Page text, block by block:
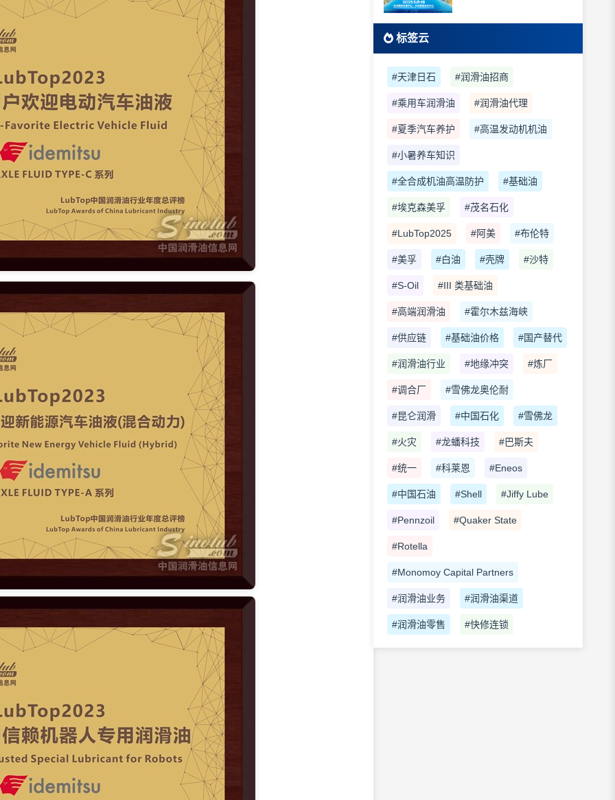
标签云
#天津日石 #润滑油招商
#乘用车润滑油 #润滑油代理
#夏季汽车养护 #高温发动机机油
#小暑养车知识
#全合成机油高温防护 #基础油
#埃克森美孚 #茂名石化
#LubTop2025 #阿美 #布伦特
#美孚 #白油 #壳牌 #沙特
#S-Oil #III 类基础油
#高端润滑油 #霍尔木兹海峡
#供应链 #基础油价格 #国产替代
#润滑油行业 #地缘冲突 #炼厂
#调合厂 #雪佛龙奥伦耐
#昆仑润滑 #中国石化 #雪佛龙
#火灾 #龙蟠科技 #巴斯夫
#统一 #科莱恩 #Eneos
#中国石油 #Shell #Jiffy Lube
#Pennzoil #Quaker State
#Rotella
#Monomoy Capital Partners
#润滑油业务 #润滑油渠道
#润滑油零售 #快修连锁